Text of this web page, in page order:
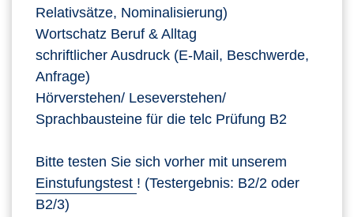
Relativsätze, Nominalisierung)
Wortschatz Beruf & Alltag
schriftlicher Ausdruck (E-Mail, Beschwerde,
Anfrage)
Hörverstehen/ Leseverstehen/
Sprachbausteine für die telc Prüfung B2
Bitte testen Sie sich vorher mit unserem
Einstufungstest ! (Testergebnis: B2/2 oder
B2/3)